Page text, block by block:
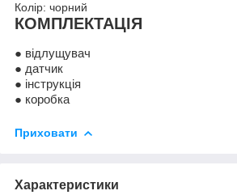
Колір: чорний
КОМПЛЕКТАЦІЯ
● відлущувач
● датчик
● інструкція
● коробка
Приховати
Характеристики